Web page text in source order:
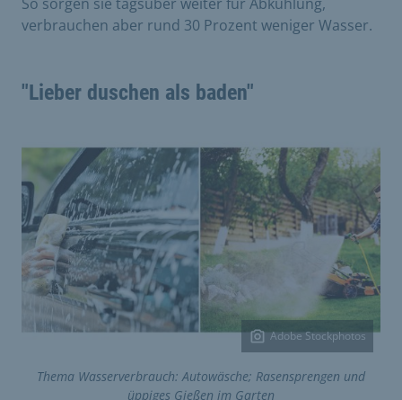
verbrauchen aber rund 30 Prozent weniger Wasser.
"Lieber duschen als baden"
Adobe Stockphotos
Thema Wasserverbrauch: Autowäsche; Rasensprengen und
üppiges Gießen im Garten